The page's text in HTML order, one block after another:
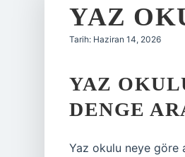
YAZ
Tarih: Haziran 14, 2026
YAZ
DENGE
Yaz okulu neye göre